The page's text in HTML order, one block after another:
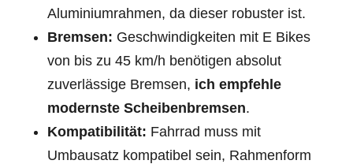
Aluminiumrahmen, da dieser robuster ist.
Bremsen: Geschwindigkeiten mit E Bikes
von bis zu 45 km/h benötigen absolut
zuverlässige Bremsen, ich empfehle
modernste Scheibenbremsen.
Kompatibilität: Fahrrad muss mit
Umbausatz kompatibel sein, Rahmenform